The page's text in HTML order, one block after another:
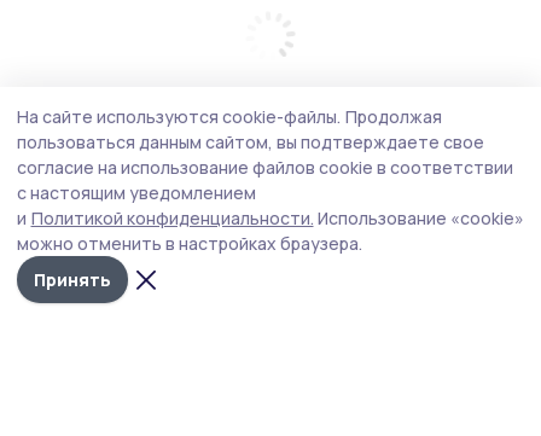
На сайте используются cookie-файлы. Продолжая
пользоваться данным сайтом, вы подтверждаете свое
согласие на использование файлов cookie в соответствии
с настоящим уведомлением
и Политикой конфиденциальности. Использование «cookie»
можно отменить в настройках браузера.
Принять